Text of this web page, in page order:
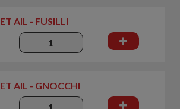
AIL - FUSILLI
AIL - GNOCCHI